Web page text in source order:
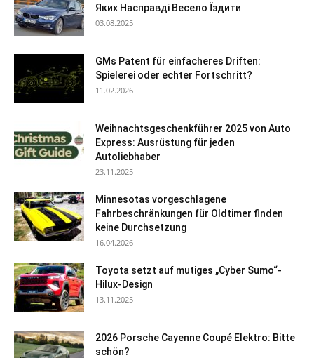
Яких Насправді Весело Їздити
03.08.2025
GMs Patent für einfacheres Driften:
Spielerei oder echter Fortschritt?
11.02.2026
Weihnachtsgeschenkführer 2025 von Auto
Express: Ausrüstung für jeden
Autoliebhaber
23.11.2025
Minnesotas vorgeschlagene
Fahrbeschränkungen für Oldtimer finden
keine Durchsetzung
16.04.2026
Toyota setzt auf mutiges „Cyber Sumo“-
Hilux-Design
13.11.2025
2026 Porsche Cayenne Coupé Elektro: Bitte
schön?